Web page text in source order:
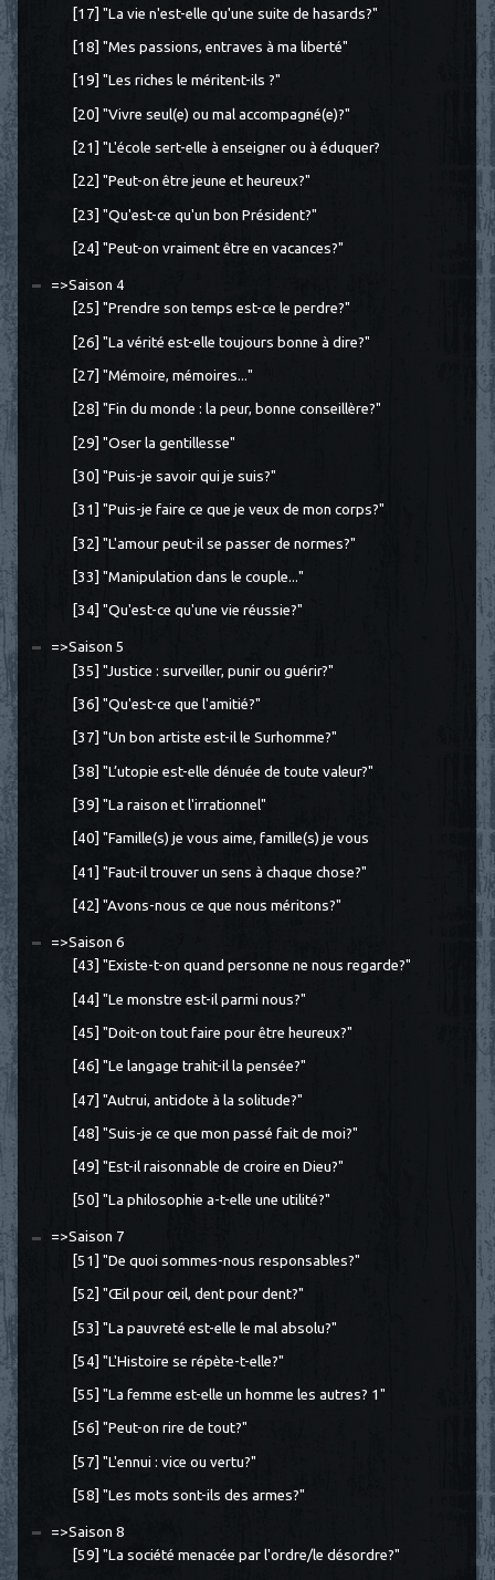
[17] "La vie n'est-elle qu'une suite de hasards?"
[18] "Mes passions, entraves à ma liberté"
[19] "Les riches le méritent-ils ?"
[20] "Vivre seul(e) ou mal accompagné(e)?"
[21] "L'école sert-elle à enseigner ou à éduquer?
[22] "Peut-on être jeune et heureux?"
[23] "Qu'est-ce qu'un bon Président?"
[24] "Peut-on vraiment être en vacances?"
=>Saison 4
[25] "Prendre son temps est-ce le perdre?"
[26] "La vérité est-elle toujours bonne à dire?"
[27] "Mémoire, mémoires..."
[28] "Fin du monde : la peur, bonne conseillère?"
[29] "Oser la gentillesse"
[30] "Puis-je savoir qui je suis?"
[31] "Puis-je faire ce que je veux de mon corps?"
[32] "L'amour peut-il se passer de normes?"
[33] "Manipulation dans le couple..."
[34] "Qu'est-ce qu'une vie réussie?"
=>Saison 5
[35] "Justice : surveiller, punir ou guérir?"
[36] "Qu'est-ce que l'amitié?"
[37] "Un bon artiste est-il le Surhomme?"
[38] "L’utopie est-elle dénuée de toute valeur?"
[39] "La raison et l'irrationnel"
[40] "Famille(s) je vous aime, famille(s) je vous
[41] "Faut-il trouver un sens à chaque chose?"
[42] "Avons-nous ce que nous méritons?"
=>Saison 6
[43] "Existe-t-on quand personne ne nous regarde?"
[44] "Le monstre est-il parmi nous?"
[45] "Doit-on tout faire pour être heureux?"
[46] "Le langage trahit-il la pensée?"
[47] "Autrui, antidote à la solitude?"
[48] "Suis-je ce que mon passé fait de moi?"
[49] "Est-il raisonnable de croire en Dieu?"
[50] "La philosophie a-t-elle une utilité?"
=>Saison 7
[51] "De quoi sommes-nous responsables?"
[52] "Œil pour œil, dent pour dent?"
[53] "La pauvreté est-elle le mal absolu?"
[54] "L'Histoire se répète-t-elle?"
[55] "La femme est-elle un homme les autres? 1"
[56] "Peut-on rire de tout?"
[57] "L'ennui : vice ou vertu?"
[58] "Les mots sont-ils des armes?"
=>Saison 8
[59] "La société menacée par l'ordre/le désordre?"